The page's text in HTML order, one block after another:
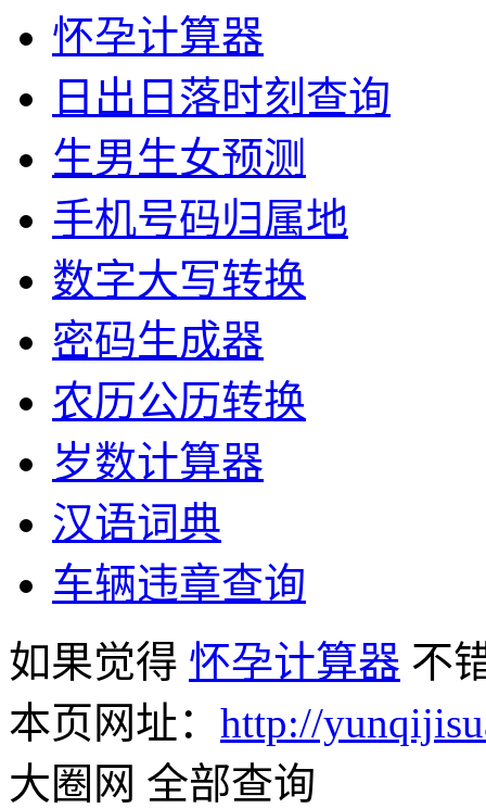
怀孕计算器
日出日落时刻查询
生男生女预测
手机号码归属地
数字大写转换
密码生成器
农历公历转换
岁数计算器
汉语词典
车辆违章查询
如果觉得 怀孕计算器 不
本页网址： http://
大圈网 全部查询